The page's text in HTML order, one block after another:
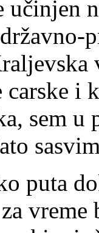
učinjen
carske i
sem
puta
vreme